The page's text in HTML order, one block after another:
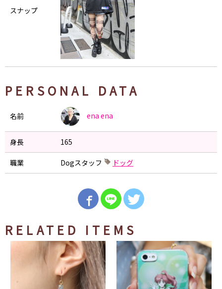
スナップ
PERSONAL DATA
名前 ena ena
身長 165
職業 Dogスタッフ ドッグ
RELATED ITEMS